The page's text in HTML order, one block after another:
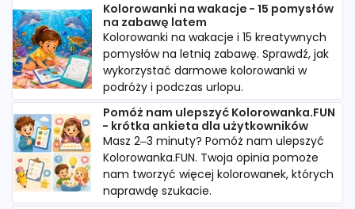
Kolorowanki na wakacje - 15 pomysłów
na zabawę latem
Kolorowanki na wakacje i 15 kreatywnych
pomysłów na letnią zabawę. Sprawdź, jak
wykorzystać darmowe kolorowanki w
podróży i podczas urlopu.
Pomóż nam ulepszyć Kolorowanka.FUN
- krótka ankieta dla użytkowników
Masz 2–3 minuty? Pomóż nam ulepszyć
Kolorowanka.FUN. Twoja opinia pomoże
nam tworzyć więcej kolorowanek, których
naprawdę szukacie.